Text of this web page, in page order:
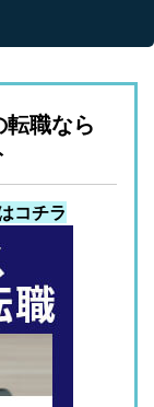
転職なら
コチラ